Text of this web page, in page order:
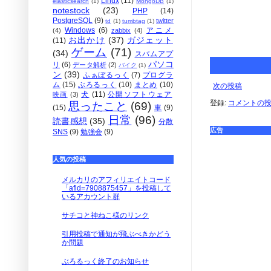
次の投稿
登録: コメントの
広告
notestock (23) PHP
(14)
PostgreSQL (9) td (1) tumbtag (1) twitter
(4) Windows (6) zabbix (4)
アニメ
(11) お出かけ (37) ガジェット
(34) ゲーム (71) スパムアプ
リ (6) データ解析 (2) バイク (1) パソコ
ン (39) ふぁぼるっく (7) プログラ
ム (15) ぶろるっく (10) まとめ (10)
映画 (3) 犬 (11) 公開ソフトウェア
(15) 思ったこと (69) 車 (9)
読書感想 (35) 日常 (96) 分散
SNS (9) 勉強会 (9)
人気の投稿
メルカリのアフィリエイトコード
「afid=7908875457」を投稿して
いるアカウント群
サチコと神ねこ様のリンク
引用投稿で通知が飛ぶべきかどう
か問題
ぶろるっく終了のお知らせ